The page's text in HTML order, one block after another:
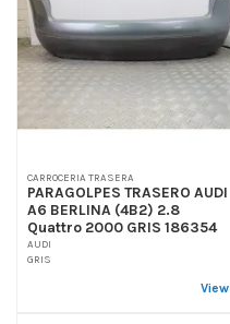
CARROCERIA TRASERA
PARAGOLPES TRASERO AUDI
A6 BERLINA (4B2) 2.8
Quattro 2000 GRIS 186354
AUDI
GRIS
View